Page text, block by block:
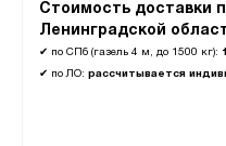
Стоимость доставки
Ленинградской
✔ по СПб (газель 4 м, до 1500 кг):
✔ по ЛО: рассчитывается